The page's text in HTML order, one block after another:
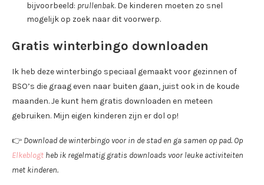
bijvoorbeeld: prullenbak. De kinderen moeten zo snel
mogelijk op zoek naar dit voorwerp.
Gratis winterbingo downloaden
Ik heb deze winterbingo speciaal gemaakt voor gezinnen of
BSO’s die graag even naar buiten gaan, juist ook in de koude
maanden. Je kunt hem gratis downloaden en meteen
gebruiken. Mijn eigen kinderen zijn er dol op!
👉 Download de winterbingo voor in de stad en ga samen op pad. Op
Elkeblogt heb ik regelmatig gratis downloads voor leuke activiteiten
met kinderen.